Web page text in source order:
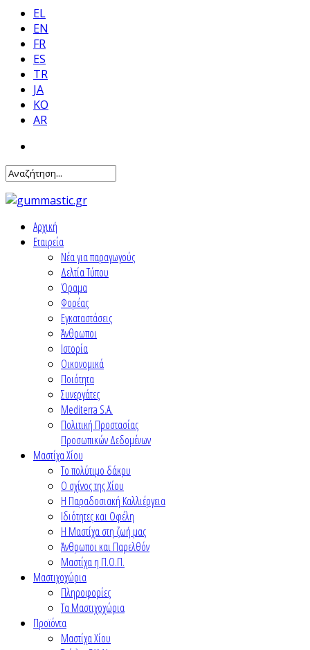
EL
EN
FR
ES
TR
JA
KO
AR
Αρχική
Εταιρεία
Νέα για παραγωγούς
Δελτία Τύπου
Όραμα
Φορέας
Εγκαταστάσεις
Άνθρωποι
Ιστορία
Οικονομικά
Ποιότητα
Συνεργάτες
Mediterra S.A.
Πολιτική Προστασίας
Προσωπικών Δεδομένων
Μαστίχα Χίου
Το πολύτιμο δάκρυ
Ο σχίνος της Χίου
Η Παραδοσιακή Καλλιέργεια
Ιδιότητες και Οφέλη
Η Μαστίχα στη ζωή μας
Άνθρωποι και Παρελθόν
Μαστίχα η Π.Ο.Π.
Μαστιχοχώρια
Πληροφορίες
Τα Μαστιχοχώρια
Προϊόντα
Μαστίχα Χίου